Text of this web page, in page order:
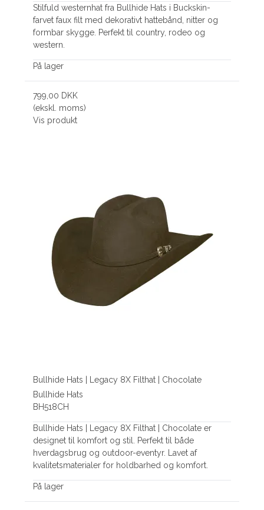
Stilfuld westernhat fra Bullhide Hats i Buckskin-
farvet faux filt med dekorativt hattebånd, nitter og
formbar skygge. Perfekt til country, rodeo og
western.
På lager
799,00 DKK
(ekskl. moms)
Vis produkt
Bullhide Hats | Legacy 8X Filthat | Chocolate
Bullhide Hats
BH518CH
Bullhide Hats | Legacy 8X Filthat | Chocolate er
designet til komfort og stil. Perfekt til både
hverdagsbrug og outdoor-eventyr. Lavet af
kvalitetsmaterialer for holdbarhed og komfort.
På lager